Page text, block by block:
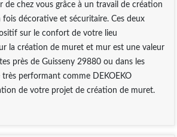
de chez vous grâce à un travail de création
décorative et sécuritaire. Ces deux
sur le confort de votre lieu
la création de muret et mur est une valeur
près de Guisseny 29880 ou dans les
performant comme DEKOEKO
de votre projet de création de muret.